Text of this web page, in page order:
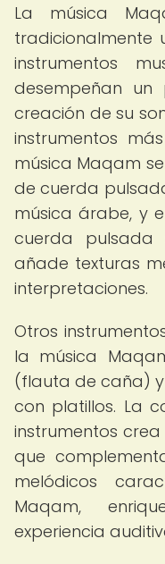
La música
tradicionalmente
instrumentos
desempeñan
creación de su
instrumentos
música Maqam
de cuerda
música árabe, y
cuerda pulsada
añade texturas
interpretaciones.
Otros
la música
(flauta de caña)
con platillos. La
instrumentos
que
melódicos
Maqam,
experiencia